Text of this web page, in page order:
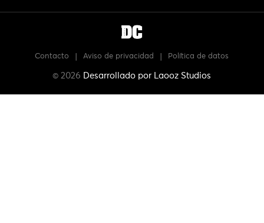
Contacto Aviso de privacidad Política de datos
© 2026 Desarrollado por Laooz Studios